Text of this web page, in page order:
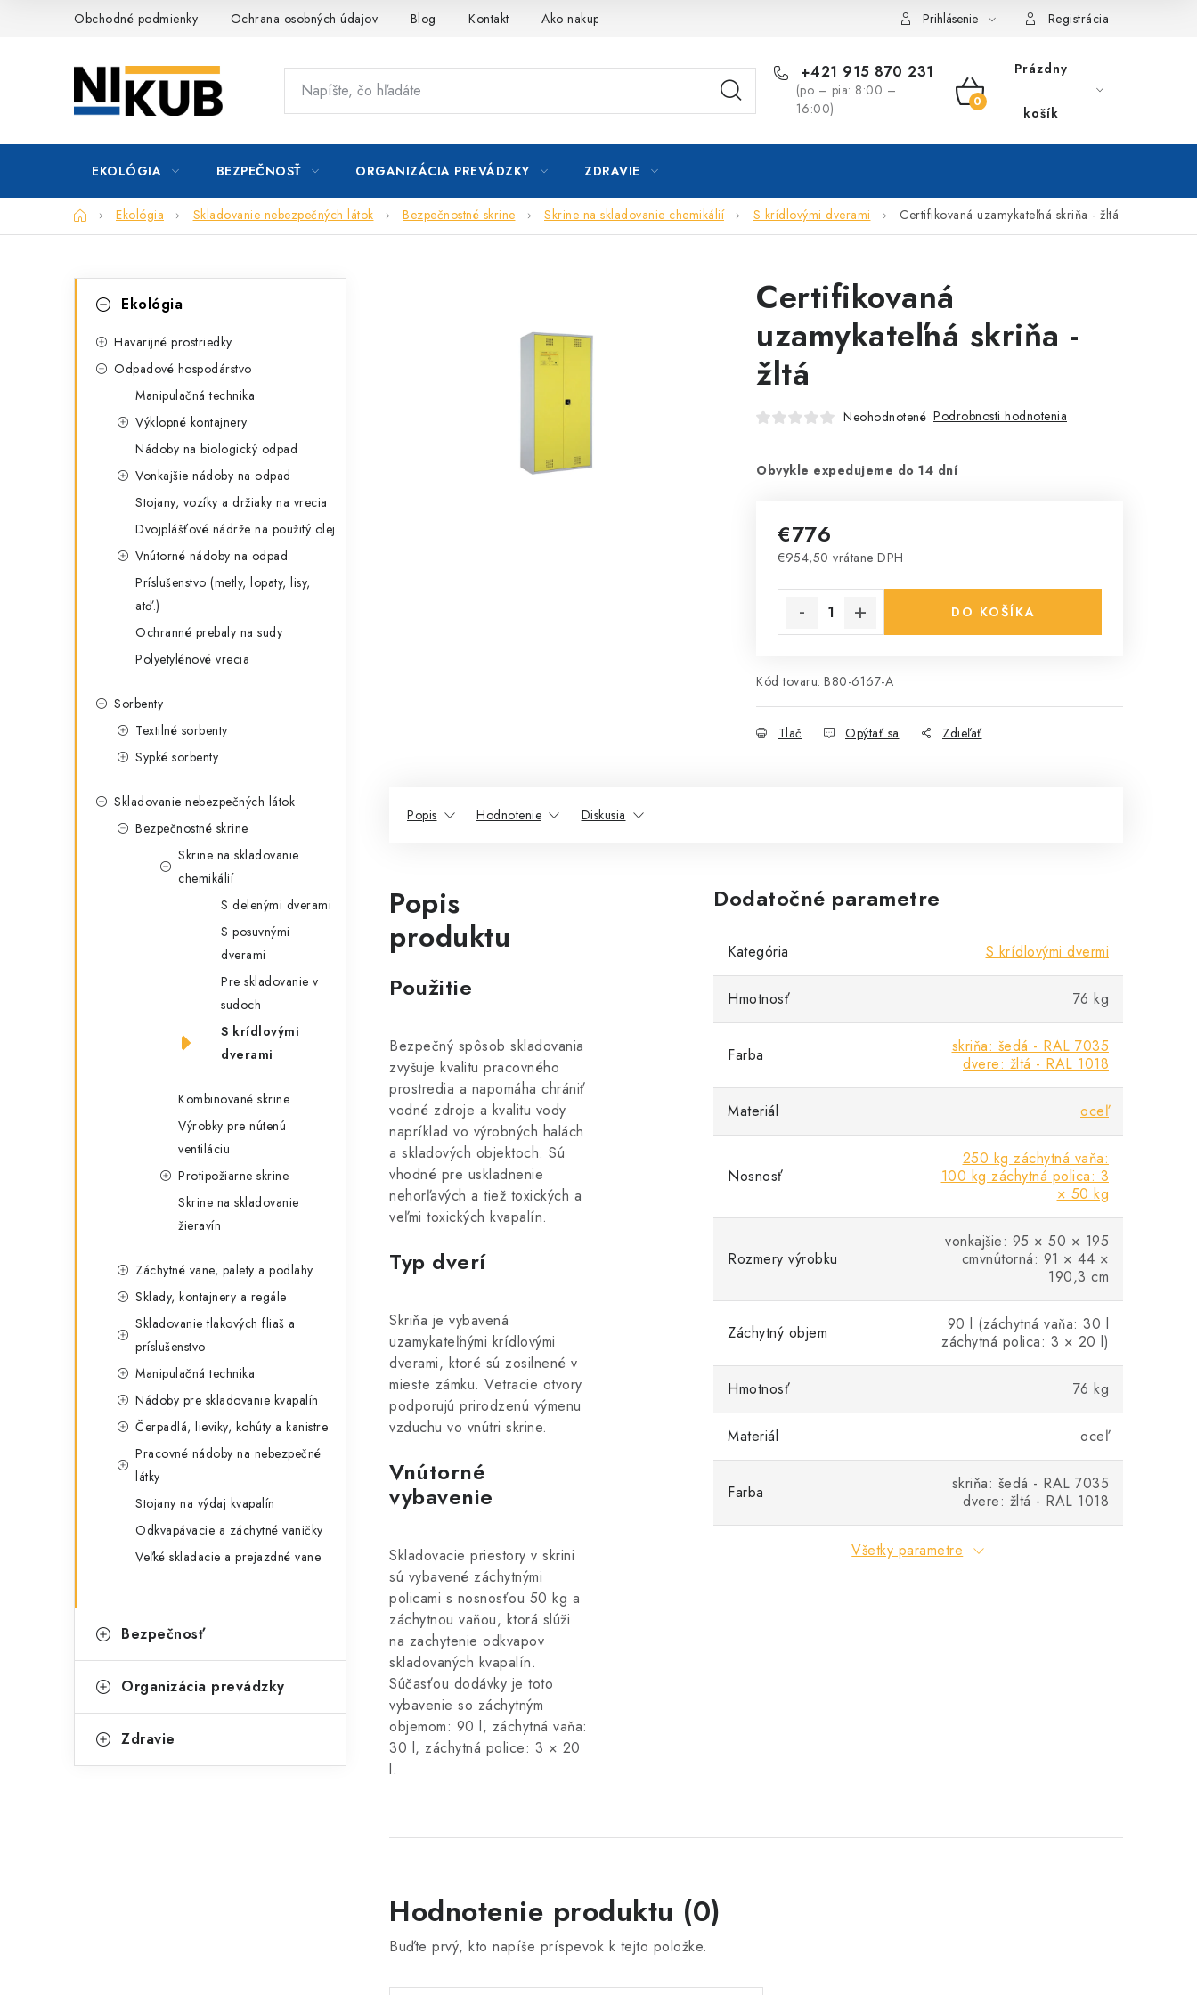
Obchodné podmienky Ochrana osobných údajov Blog Kontakt Ako nakupovať Prihlásenie Registrácia
+421 915 870 231
(po – pia: 8:00 –
16:00)
NÁKUPNÝ
Prázdny
košík
EKOLÓGIA BEZPEČNOSŤ ORGANIZÁCIA PREVÁDZKY ZDRAVIE
DomovEkológia Skladovanie nebezpečných látok Bezpečnostné skrine Skrine na skladovanie chemikálií S krídlovými dverami Certifikovaná uzamykateľná skriňa - žltá
kategórieEkológia
Havarijné prostriedky
Odpadové hospodárstvo
Manipulačná technika
Výklopné kontajnery
Nádoby na biologický odpad
Vonkajšie nádoby na odpad
Stojany, vozíky a držiaky na vrecia
Dvojplášťové nádrže na použitý olej
Vnútorné nádoby na odpad
Príslušenstvo (metly, lopaty, lisy,
atď.)
Ochranné prebaly na sudy
Polyetylénové vrecia
Sorbenty
Textilné sorbenty
Sypké sorbenty
Skladovanie nebezpečných látok
Bezpečnostné skrine
Skrine na skladovanie
chemikálií
S delenými dverami
S posuvnými
dverami
Pre skladovanie v
sudoch
S krídlovými
dverami
Kombinované skrine
Výrobky pre nútenú
ventiláciu
Protipožiarne skrine
Skrine na skladovanie
žieravín
Záchytné vane, palety a podlahy
Sklady, kontajnery a regále
Skladovanie tlakových fliaš a
príslušenstvo
Manipulačná technika
Nádoby pre skladovanie kvapalín
Čerpadlá, lieviky, kohúty a kanistre
Pracovné nádoby na nebezpečné
látky
Stojany na výdaj kvapalín
Odkvapávacie a záchytné vaničky
Veľké skladacie a prejazdné vane
Bezpečnosť
Organizácia prevádzky
Zdravie
Certifikovaná
uzamykateľná skriňa -
žltá
Neohodnotené Podrobnosti hodnotenia
Obvykle expedujeme do 14 dní
€776
€954,50 vrátane DPH
DO KOŠÍKA
Kód tovaru: B80-6167-A
Tlač Opýtať sa Zdieľať
Popis Hodnotenie Diskusia
Popis
produktu
Použitie
Bezpečný spôsob skladovania
zvyšuje kvalitu pracovného
prostredia a napomáha chrániť
vodné zdroje a kvalitu vody
napríklad vo výrobných halách
a skladových objektoch. Sú
vhodné pre uskladnenie
nehorľavých a tiež toxických a
veľmi toxických kvapalín.
Typ dverí
Skriňa je vybavená
uzamykateľnými krídlovými
dverami, ktoré sú zosilnené v
mieste zámku. Vetracie otvory
podporujú prirodzenú výmenu
vzduchu vo vnútri skrine.
Vnútorné
vybavenie
Skladovacie priestory v skrini
sú vybavené záchytnými
policami s nosnosťou 50 kg a
záchytnou vaňou, ktorá slúži
na zachytenie odkvapov
skladovaných kvapalín.
Súčasťou dodávky je toto
vybavenie so záchytným
objemom: 90 l, záchytná vaňa:
30 l, záchytná police: 3 × 20
l.
Dodatočné parametre
Kategória S krídlovými dvermi
Hmotnosť 76 kg
Farba
skriňa: šedá - RAL 7035
dvere: žltá - RAL 1018
Materiál oceľ
Nosnosť
250 kg záchytná vaňa:
100 kg záchytná polica: 3
× 50 kg
Rozmery výrobku
vonkajšie: 95 × 50 × 195
cmvnútorná: 91 × 44 ×
190,3 cm
Záchytný objem
90 l (záchytná vaňa: 30 l
záchytná polica: 3 × 20 l)
Hmotnosť 76 kg
Materiál oceľ
Farba
skriňa: šedá - RAL 7035
dvere: žltá - RAL 1018
Všetky parametre
Hodnotenie produktu (0)
Buďte prvý, kto napíše príspevok k tejto položke.